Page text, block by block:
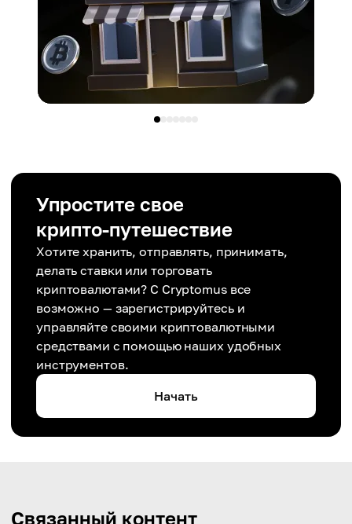
Упростите свое
крипто-путешествие
Хотите хранить, отправлять, принимать,
делать ставки или торговать
криптовалютами? С Cryptomus все
возможно — зарегистрируйтесь и
управляйте своими криптовалютными
средствами с помощью наших удобных
инструментов.
Начать
Связанный контент